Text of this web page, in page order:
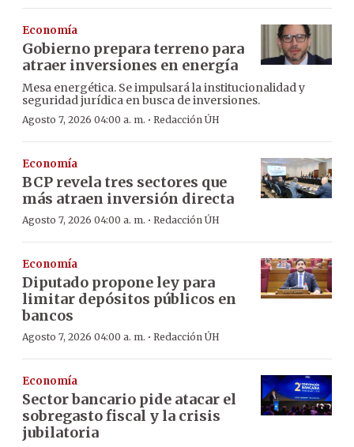
Economía
Gobierno prepara terreno para
atraer inversiones en energía
Mesa energética. Se impulsará la institucionalidad y
seguridad jurídica en busca de inversiones.
Agosto 7, 2026 04:00 a. m. · Redacción ÚH
Economía
BCP revela tres sectores que
más atraen inversión directa
Agosto 7, 2026 04:00 a. m. · Redacción ÚH
Economía
Diputado propone ley para
limitar depósitos públicos en
bancos
Agosto 7, 2026 04:00 a. m. · Redacción ÚH
Economía
Sector bancario pide atacar el
sobregasto fiscal y la crisis
jubilatoria